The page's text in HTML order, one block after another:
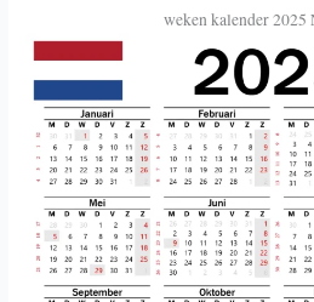
weken kalender 2025